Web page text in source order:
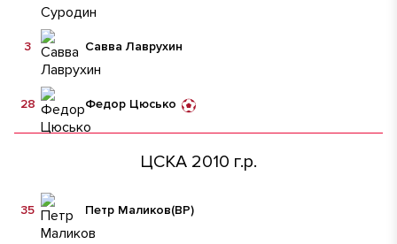
Савва Лаврухин
3
Федор Цюсько
28
ЦСКА 2010 г.р.
Петр Маликов(ВР)
35